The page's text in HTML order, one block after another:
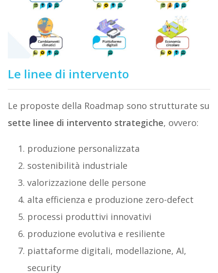
Le linee di intervento
Le proposte della Roadmap sono strutturate su
sette linee di intervento strategiche, ovvero:
produzione personalizzata
sostenibilità industriale
valorizzazione delle persone
alta efficienza e produzione zero-defect
processi produttivi innovativi
produzione evolutiva e resiliente
piattaforme digitali, modellazione, AI,
security